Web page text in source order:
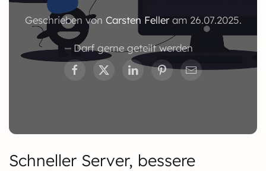
Geschrieben von Carsten Felleram 26.07.2025.
Darf gerne geteilt werden
Schneller Server, bessere